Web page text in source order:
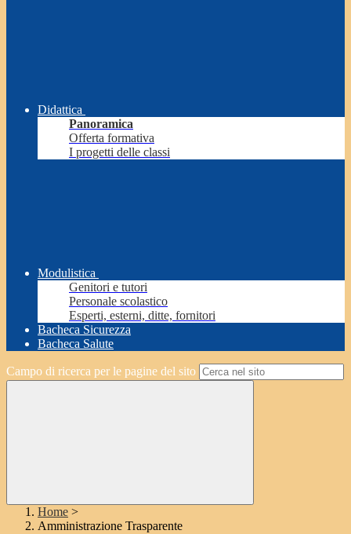
Didattica
Panoramica
Offerta formativa
I progetti delle classi
Modulistica
Genitori e tutori
Personale scolastico
Esperti, esterni, ditte, fornitori
Bacheca Sicurezza
Bacheca Salute
Campo di ricerca per le pagine del sito
Home >
Amministrazione Trasparente